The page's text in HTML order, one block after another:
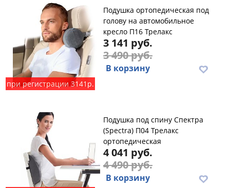
при регистрации 3141р.
Подушка ортопедическая под
голову на автомобильное
кресло П16 Трелакс
3 141 руб.
3 490 руб.
В корзину
Подушка под спину Спектра
(Spectra) П04 Трелакс
ортопедическая
4 041 руб.
4 490 руб.
В корзину